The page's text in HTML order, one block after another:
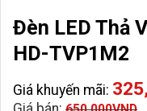
Đèn LED Thả
HD-TVP1M2
Giá khuyến mãi: